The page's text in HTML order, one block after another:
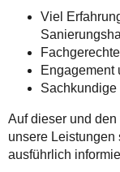
Viel
Engagement
Sachkundige
Auf dieser und
unsere Leistungen
ausführlich